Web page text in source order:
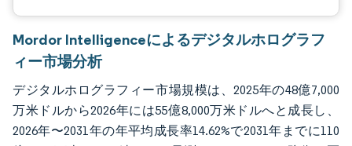
Mordor Intelligenceによるデジタルホログラフ
ィー市場分析
デジタルホログラフィー市場規模は、2025年の48億7,000
万米ドルから2026年には55億8,000万米ドルへと成長し、
2026年〜2031年の年平均成長率14.62%で2031年までに110